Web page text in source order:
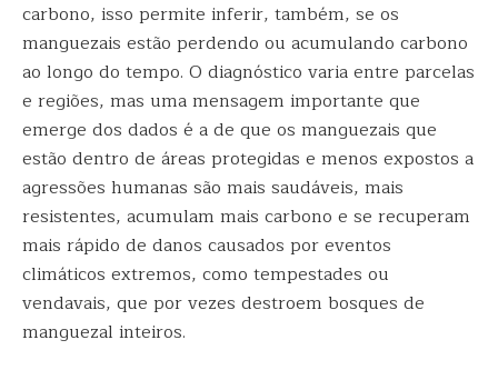
carbono, isso permite inferir, também, se os
manguezais estão perdendo ou acumulando carbono
ao longo do tempo. O diagnóstico varia entre parcelas
e regiões, mas uma mensagem importante que
emerge dos dados é a de que os manguezais que
estão dentro de áreas protegidas e menos expostos a
agressões humanas são mais saudáveis, mais
resistentes, acumulam mais carbono e se recuperam
mais rápido de danos causados por eventos
climáticos extremos, como tempestades ou
vendavais, que por vezes destroem bosques de
manguezal inteiros.